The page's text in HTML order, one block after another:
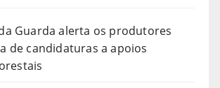
Guarda alerta os produtores
de candidaturas a apoios